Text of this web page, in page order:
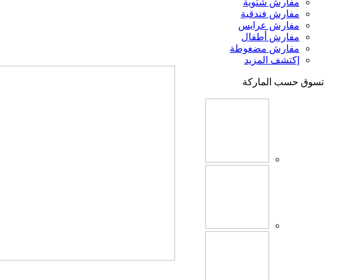
مفارش شتوية
مفارش فندقية
مفارش عرايس
مفارش أطفال
مفارش مضغوطة
إكتشف المزيد
تسوق حسب الماركة